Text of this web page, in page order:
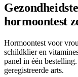
hormoontest
Hormoontest voor
schildklier en
panel in één
geregistreerde arts.